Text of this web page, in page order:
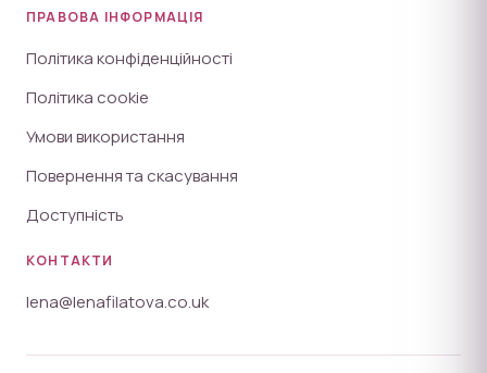
ПРАВОВА ІНФОРМАЦІЯ
Політика конфіденційності
Політика cookie
Умови використання
Повернення та скасування
Доступність
КОНТАКТИ
lena@lenafilatova.co.uk